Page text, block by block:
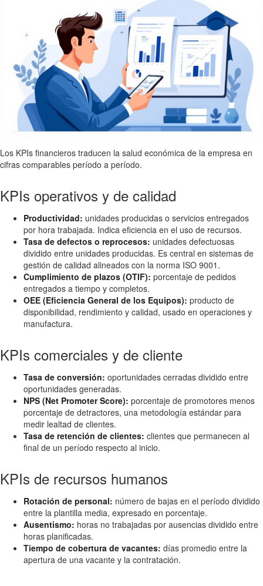
Los KPIs financieros traducen la salud económica de la empresa en
cifras comparables período a período.
KPIs operativos y de calidad
Productividad: unidades producidas o servicios entregados
por hora trabajada. Indica eficiencia en el uso de recursos.
Tasa de defectos o reprocesos: unidades defectuosas
dividido entre unidades producidas. Es central en sistemas de
gestión de calidad alineados con la norma ISO 9001.
Cumplimiento de plazos (OTIF): porcentaje de pedidos
entregados a tiempo y completos.
OEE (Eficiencia General de los Equipos): producto de
disponibilidad, rendimiento y calidad, usado en operaciones y
manufactura.
KPIs comerciales y de cliente
Tasa de conversión: oportunidades cerradas dividido entre
oportunidades generadas.
NPS (Net Promoter Score): porcentaje de promotores menos
porcentaje de detractores, una metodología estándar para
medir lealtad de clientes.
Tasa de retención de clientes: clientes que permanecen al
final de un período respecto al inicio.
KPIs de recursos humanos
Rotación de personal: número de bajas en el período dividido
entre la plantilla media, expresado en porcentaje.
Ausentismo: horas no trabajadas por ausencias dividido entre
horas planificadas.
Tiempo de cobertura de vacantes: días promedio entre la
apertura de una vacante y la contratación.